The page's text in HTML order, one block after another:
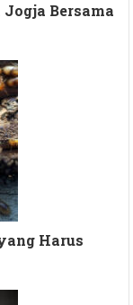
Bersama
Harus